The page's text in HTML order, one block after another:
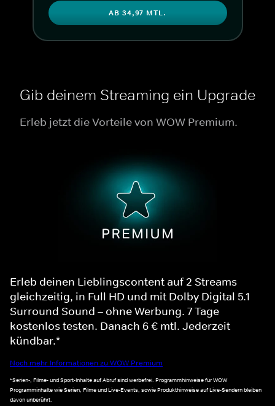
AB 34,97 MTL.
Gib deinem Streaming ein Upgrade
Erleb jetzt die Vorteile von WOW Premium.
Erleb deinen Lieblingscontent auf 2 Streams
gleichzeitig, in Full HD und mit Dolby Digital 5.1
Surround Sound – ohne Werbung. 7 Tage
kostenlos testen. Danach 6 € mtl. Jederzeit
kündbar.*
Noch mehr Informationen zu WOW Premium
*Serien-, Filme- und Sport-Inhalte auf Abruf sind werbefrei. Programmhinweise für WOW
Programminhalte wie Serien, Filme und Live-Events, sowie Produkthinweise auf Live-Sendern bleiben
davon unberührt.